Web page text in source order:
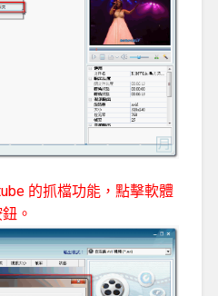
的抓檔功能，點擊軟體
。